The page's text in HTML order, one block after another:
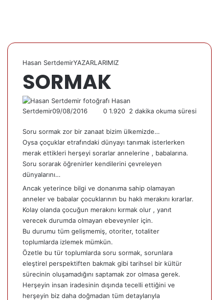
Hasan SertdemirYAZARLARIMIZ
SORMAK
Hasan
Sertdemir09/08/2016 0 1.920 2 dakika okuma süresi
Soru sormak zor bir zanaat bizim ülkemizde…
Oysa çoçuklar etrafındaki dünyayı tanımak isterlerken
merak ettikleri herşeyi sorarlar annelerine , babalarına.
Soru sorarak öğrenirler kendilerini çevreleyen
dünyalarını…
Ancak yeterince bilgi ve donanıma sahip olamayan
anneler ve babalar çocuklarının bu haklı merakını kırarlar.
Kolay olanda çocuğun merakını kırmak olur , yanıt
verecek durumda olmayan ebeveynler için.
Bu durumu tüm gelişmemiş, otoriter, totaliter
toplumlarda izlemek mümkün.
Özetle bu tür toplumlarda soru sormak, sorunlara
eleştirel perspektiften bakmak gibi tarihsel bir kültür
sürecinin oluşamadığını saptamak zor olmasa gerek.
Herşeyin insan iradesinin dışında tecelli ettiğini ve
herşeyin biz daha doğmadan tüm detaylarıyla